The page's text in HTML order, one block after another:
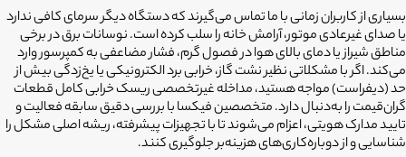
بسیاری از کاربران زمانی با ما تماس می‌گیرند که دستگاه دیگر سرمای کافی ندارد
یا صدای غیرعادی موتور، آرامش خانه را سلب کرده است. نوسانات برق در برخی
مناطق شیراز یا دمای بالای هوا در فصول گرم، فشار مضاعفی به کمپرسور وارد
می‌کند. اگر با مشکلاتی نظیر نشت گاز، خرابی برد الکترونیکی یا یخ‌زدگی بیش از
حد (دیفراست) مواجه هستید، مداخله غیرتخصصی ریسک خرابی کامل قطعات
گران‌قیمت را به‌دنبال دارد. متخصصین فیکسا با بررسی دقیق سابقه فعالیت و
تایید مدارک هویتی، اعزام می‌شوند تا با تجهیزات پیشرفته، ریشه اصلی مشکل را
شناسایی و از دوباره‌کاری‌های هزینه‌بر جلوگیری کنند.